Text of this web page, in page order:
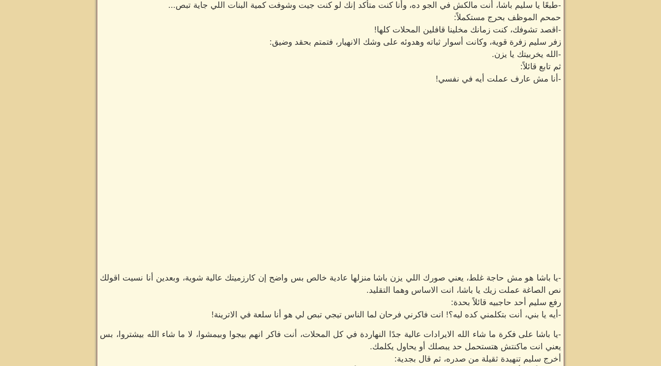
-طبعًا يا سليم باشا، أنت مالكش في الجو ده، وأنا كنت متأكد إنك لو كنت جيت وشوفت كمية البنات اللي جاية تبص...
حمحم الموظف بحرج مستكملاً:
-اقصد تشوفك، كنت زمانك مخلينا قافلين المحلات كلها!
زفر سليم زفرة قوية، وكانت أسوار ثباته وهدوئه على وشك الانهيار، فتمتم بحقد وضيق:
-الله يخربيتك يا يزن.
ثم تابع قائلاً:
-أنا مش عارف عملت أيه في نفسي!
-يا باشا هو مش حاجة غلط، يعني صورك اللي يزن باشا منزلها عادية خالص بس واضح إن كارزميتك عالية شوية، وبعدين أنا نسيت اقولك
نص الصاغة عملت زيك يا باشا، انت الاساس وهما التقليد.
رفع سليم أحد حاجبيه قائلاً بحدة:
-أيه يا بني، أنت بتكلمني كده ليه؟! انت فاكرني فرحان لما الناس تيجي تبص لي هو أنا سلعة في الاترينة!
-يا باشا على فكرة ما شاء الله الايرادات عالية جدًا النهاردة في كل المحلات، أنت فاكر انهم بيجوا وبيمشوا، لا ما شاء الله بيشتروا، بس
يعني انت ماكنتش هتستحمل حد يبصلك أو يحاول يكلمك.
أخرج سليم تنهيدة ثقيلة من صدره، ثم قال بجدية: